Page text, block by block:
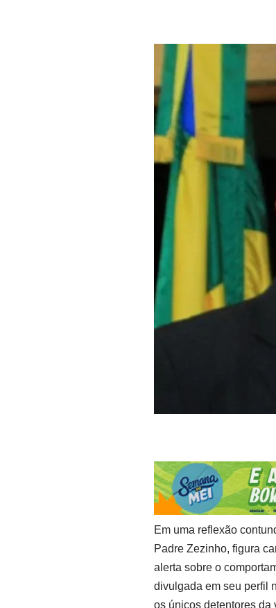
Em uma reflexão
Padre Zezinho, figura
alerta sobre o
divulgada em seu perfil
os únicos detentores da